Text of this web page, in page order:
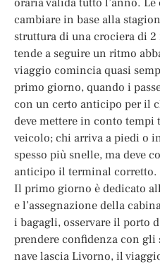
cambiare in base alla
struttura di una crociera di
tende a seguire un ritmo
viaggio comincia quasi
primo giorno, quando i
con un certo anticipo per il
deve mettere in conto tempi
veicolo; chi arriva a piedi o
spesso più snelle, ma deve
anticipo il terminal corretto.
Il primo giorno è dedicato
e l’assegnazione della
i bagagli, osservare il porto
prendere confidenza con
nave lascia Livorno, il